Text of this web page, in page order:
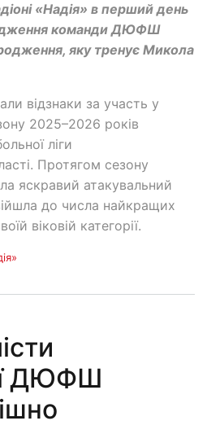
«Надія» в перший день
команди ДЮФШ
яку тренує Микола
відзнаки за участь у
2025–2026 років
ліги
Протягом сезону
яскравий атакувальний
до числа найкращих
віковій категорії.
ДЮФШ